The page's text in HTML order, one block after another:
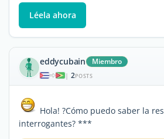
Léela ahora
eddycubain Miembro
| 2POSTS
Hola! ?Cómo puedo saber la
interrogantes? ***